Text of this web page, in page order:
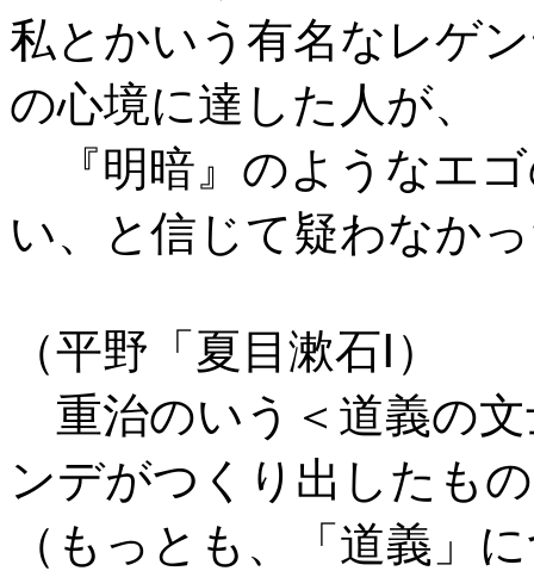
私とかいう有名なレゲ
の心境に達した人が、
『明暗』のようなエ
い、と信じて疑わなか
（平野「夏目漱石Ⅰ）
重治のいう＜道義の
ンデがつくり出したも
（もっとも、「道義」